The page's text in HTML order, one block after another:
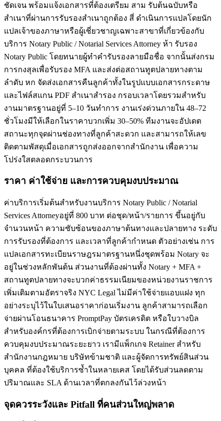
ชัดเจน พร้อมแจ้งเอกสารที่ต้องเตรียม สาม รับต้นฉบับหรือ
สำเนาที่ผ่านการรับรองสำเนาถูกต้อง สี่ ดำเนินการแปลโดยนัก
แปลเจ้าของภาษาหรือผู้เชี่ยวชาญเฉพาะสาขาที่เกี่ยวข้องกับ
บริการ Notary Public / Notarial Services Attorney ห้า รับรอง
Notary Public โดยทนายผู้ทำคำรับรองลายมือชื่อ จากนั้นส่งกรม
การกงสุลเพื่อรับรอง MFA และส่งต่อสถานทูตปลายทางตาม
ลำดับ หก จัดส่งเอกสารคืนลูกค้าทั้งในรูปแบบเอกสารกระดาษ
และไฟล์สแกน PDF สำเนาสำรอง กรอบเวลาโดยรวมสำหรับ
งานมาตรฐานอยู่ที่ 5–10 วันทำการ งานเร่งด่วนภายใน 48–72
ชั่วโมงมีให้เลือกในราคาบวกเพิ่ม 30–50% ทีมงานจะอัปเดต
สถานะทุกจุดผ่านช่องทางที่ลูกค้าสะดวก และสามารถให้เลข
ติดตามพัสดุเมื่อเอกสารถูกส่งออกจากสำนักงาน เพื่อความ
โปร่งใสตลอดกระบวนการ
ราคา ค่าใช้จ่าย และการควบคุมงบประมาณ
ค่าบริการเริ่มต้นสำหรับงานบริการ Notary Public / Notarial
Services Attorneyอยู่ที่ 800 บาท ต่อชุด/หน้า/รายการ ขึ้นอยู่กับ
จำนวนหน้า ความซับซ้อนของภาษาต้นทางและปลายทาง ระดับ
การรับรองที่ต้องการ และเวลาที่ลูกค้ากำหนด ตัวอย่างเช่น การ
แปลเอกสารทะเบียนราษฎรมาตรฐานหนึ่งชุดพร้อม Notary จะ
อยู่ในช่วงหลักพันต้น ส่วนงานที่ต้องผ่านทั้ง Notary + MFA +
สถานทูตปลายทางจะบวกค่าธรรมเนียมของหน่วยงานราชการ
เพิ่มเติมตามอัตราจริง NYC Legal ไม่มีค่าใช้จ่ายแอบแฝง ทุก
อย่างระบุไว้ในใบเสนอราคาก่อนเริ่มงาน ลูกค้าสามารถเลือก
จ่ายผ่านโอนธนาคาร PromptPay บัตรเครดิต หรือใบวางบิล
สำหรับองค์กรที่ต้องการเบิกจ่ายตามระบบ ในกรณีที่ต้องการ
ควบคุมงบประมาณระยะยาว เรามีแพ็กเกจ Retainer สำหรับ
สำนักงานกฎหมาย บริษัทข้ามชาติ และผู้จัดการทรัพย์สินส่วน
บุคคล ที่ต้องใช้บริการซ้ำในหลายเคส โดยได้รับส่วนลดตาม
ปริมาณและ SLA ด้านเวลาที่ตกลงกันไว้ล่วงหน้า
จุดควรระวังและ Pitfall ที่คนส่วนใหญ่พลาด